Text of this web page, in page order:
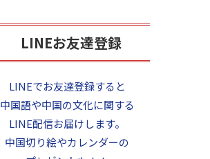
LINEお友達登録
LINEでお友達登録すると
中国語や中国の文化に関する
LINE配信お届けします。
中国切り絵やカレンダーの